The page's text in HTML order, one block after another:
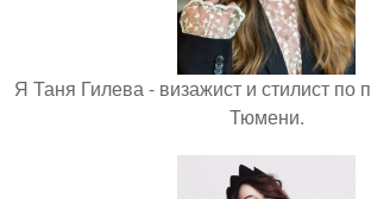
Я Таня Гилева - визажист и стилист по
Тюмени.